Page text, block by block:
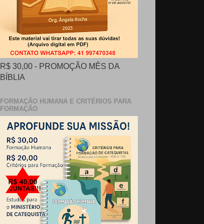
R$ 30,00 - PROMOÇÃO MÊS DA
BÍBLIA
FORMAÇÃO HUMANA E CRITÉRIOS PARA
FORMAÇÃO